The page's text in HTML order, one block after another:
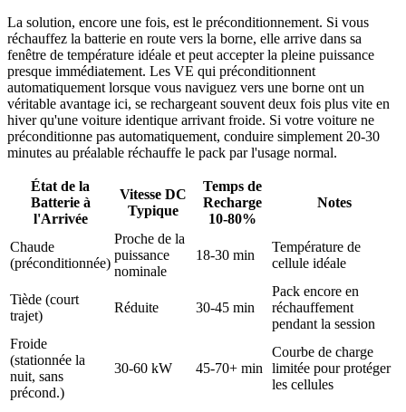
La solution, encore une fois, est le préconditionnement. Si vous
réchauffez la batterie en route vers la borne, elle arrive dans sa
fenêtre de température idéale et peut accepter la pleine puissance
presque immédiatement. Les VE qui préconditionnent
automatiquement lorsque vous naviguez vers une borne ont un
véritable avantage ici, se rechargeant souvent deux fois plus vite en
hiver qu'une voiture identique arrivant froide. Si votre voiture ne
préconditionne pas automatiquement, conduire simplement 20-30
minutes au préalable réchauffe le pack par l'usage normal.
État de la
Batterie à
l'Arrivée
Vitesse DC
Typique
Temps de
Recharge
10-80%
Notes
Chaude
(préconditionnée)
Proche de la
puissance
nominale
18-30 min
Température de
cellule idéale
Tiède (court
trajet)
Réduite 30-45 min
Pack encore en
réchauffement
pendant la session
Froide
(stationnée la
nuit, sans
précond.)
30-60 kW 45-70+ min
Courbe de charge
limitée pour protéger
les cellules